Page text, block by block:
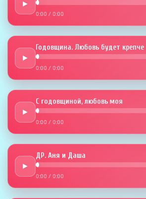
►
0:00 / 0:00
►
Годовщина. Любовь будет крепче
0:00 / 0:00
►
С годовщиной, любовь моя
0:00 / 0:00
►
ДР. Аня и Даша
0:00 / 0:00